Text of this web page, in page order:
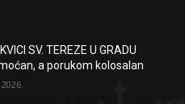
SV. TEREZE U GRADU
a porukom kolosalan